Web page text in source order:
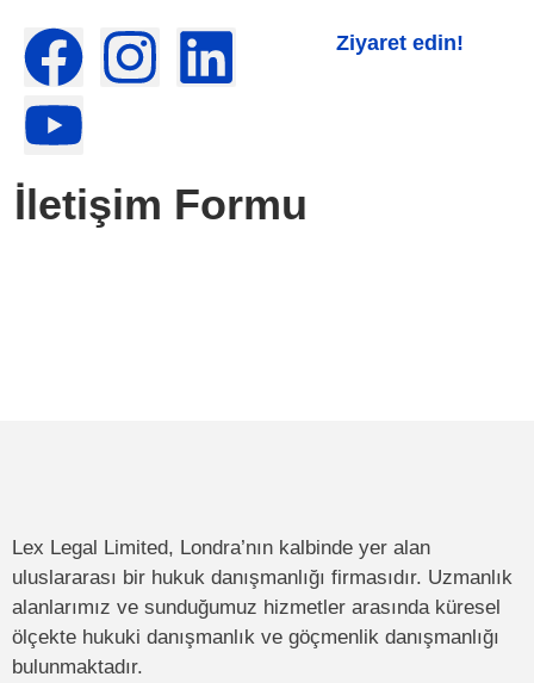
Ziyaret edin!
İletişim Formu
Lex Legal Limited, Londra’nın kalbinde yer alan
uluslararası bir hukuk danışmanlığı firmasıdır. Uzmanlık
alanlarımız ve sunduğumuz hizmetler arasında küresel
ölçekte hukuki danışmanlık ve göçmenlik danışmanlığı
bulunmaktadır.